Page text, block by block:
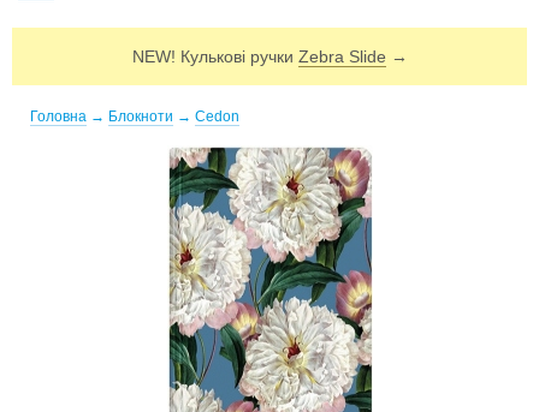
NEW! Кулькові ручки Zebra Slide →
Головна → Блокноти → Cedon